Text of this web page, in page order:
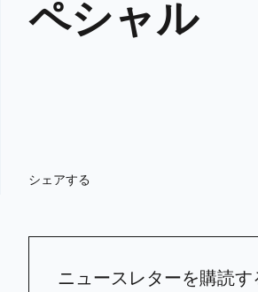
ペシャル
シェアする
ニュースレターを購読す